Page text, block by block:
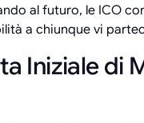
al futuro, le ICO
a chiunque vi
Iniziale di